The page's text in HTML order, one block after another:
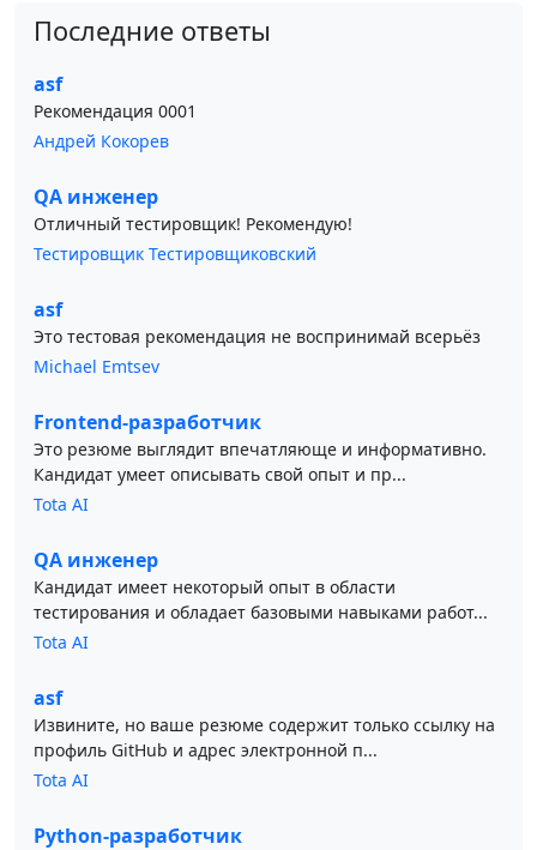
Последние ответы
asf
Рекомендация 0001
Андрей Кокорев
QA инженер
Отличный тестировщик! Рекомендую!
Тестировщик Тестировщиковский
asf
Это тестовая рекомендация не воспринимай всерьёз
Michael Emtsev
Frontend-разработчик
Это резюме выглядит впечатляюще и информативно.
Кандидат умеет описывать свой опыт и пр...
Tota AI
QA инженер
Кандидат имеет некоторый опыт в области
тестирования и обладает базовыми навыками работ...
Tota AI
asf
Извините, но ваше резюме содержит только ссылку на
профиль GitHub и адрес электронной п...
Tota AI
Python-разработчик